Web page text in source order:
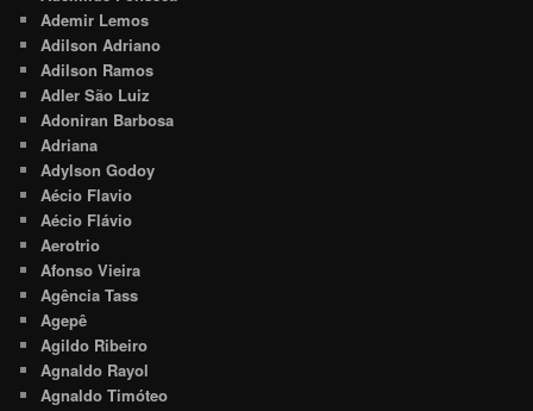
Ademir Lemos
Adilson Adriano
Adilson Ramos
Adler São Luiz
Adoniran Barbosa
Adriana
Adylson Godoy
Aécio Flavio
Aécio Flávio
Aerotrio
Afonso Vieira
Agência Tass
Agepê
Agildo Ribeiro
Agnaldo Rayol
Agnaldo Timóteo